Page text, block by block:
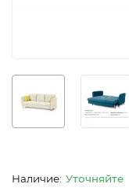
Уточняйте